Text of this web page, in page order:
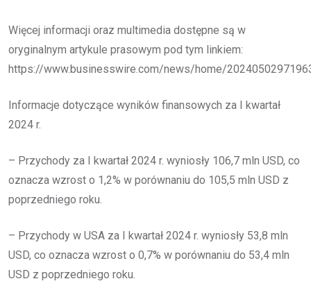
Więcej informacji oraz multimedia dostępne są w
oryginalnym artykule prasowym pod tym linkiem:
https://www.businesswire.com/news/home/
Informacje dotyczące wyników finansowych za I kwartał
2024 r.
– Przychody za I kwartał 2024 r. wyniosły 106,7 mln USD, co
oznacza wzrost o 1,2% w porównaniu do 105,5 mln USD z
poprzedniego roku.
– Przychody w USA za I kwartał 2024 r. wyniosły 53,8 mln
USD, co oznacza wzrost o 0,7% w porównaniu do 53,4 mln
USD z poprzedniego roku.